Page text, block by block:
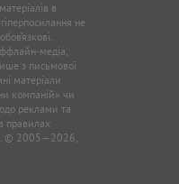
в
не
медіа,
з письмової
матеріали
компаній» чи
реклами та
правилах
© 2005—2026,